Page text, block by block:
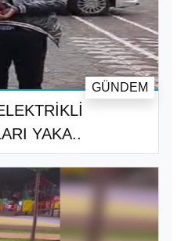
YAKA..
GÜNDEM